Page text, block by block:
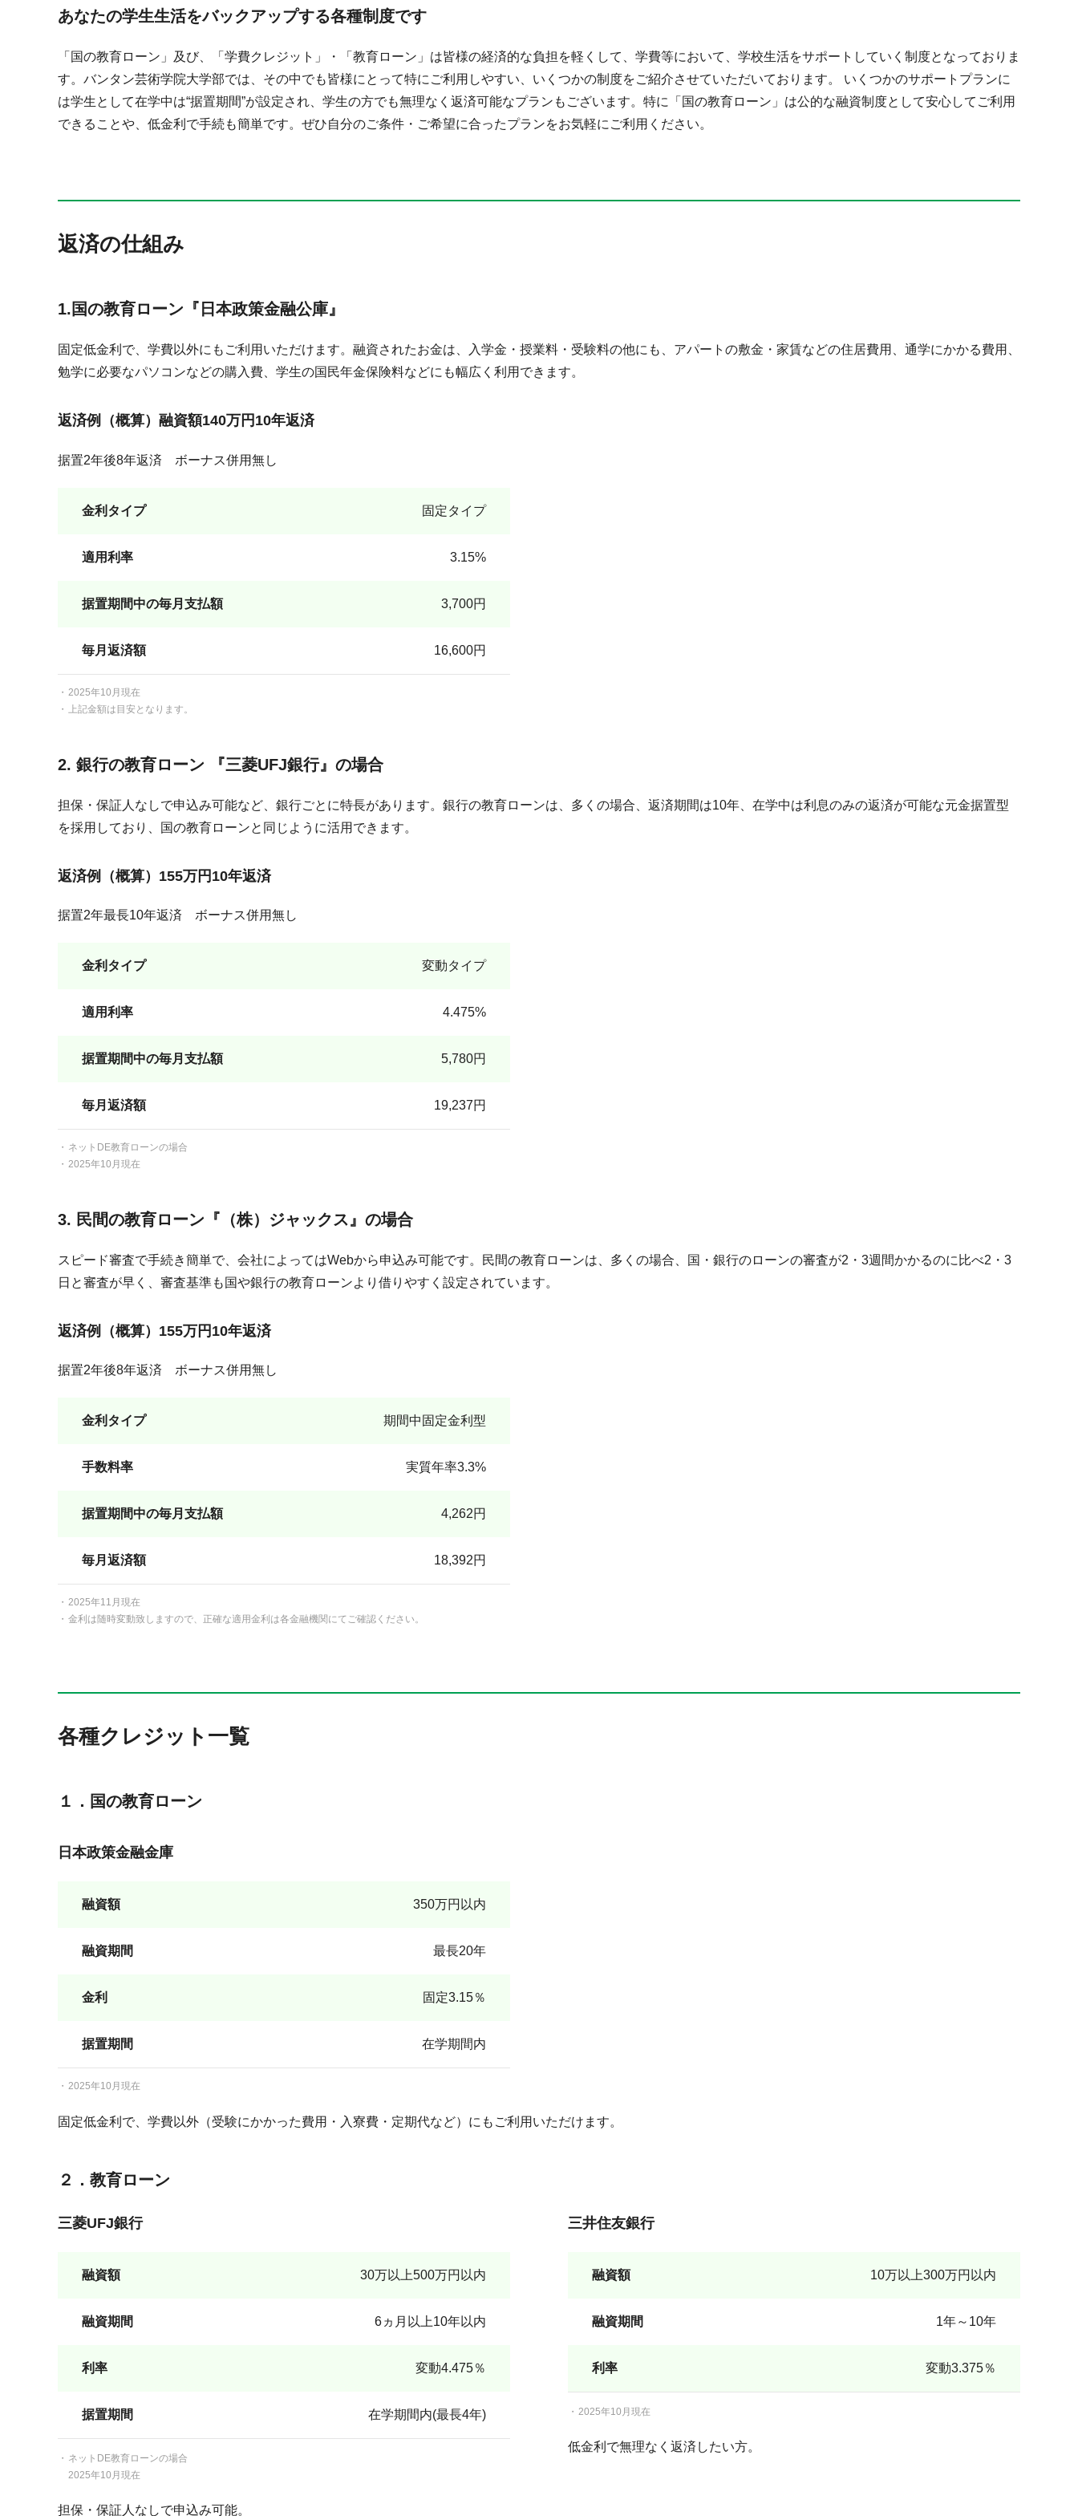
あなたの学生生活をバックアップする各種制度です
「国の教育ローン」及び、「学費クレジット」・「教育ローン」は皆様の経済的な負担を軽くして、学費等において、学校生活をサポートしていく制度となっておりま
す。バンタン芸術学院大学部では、その中でも皆様にとって特にご利用しやすい、いくつかの制度をご紹介させていただいております。 いくつかのサポートプランに
は学生として在学中は“据置期間”が設定され、学生の方でも無理なく返済可能なプランもございます。特に「国の教育ローン」は公的な融資制度として安心してご利用
できることや、低金利で手続も簡単です。ぜひ自分のご条件・ご希望に合ったプランをお気軽にご利用ください。
返済の仕組み
1.国の教育ローン『日本政策金融公庫』
固定低金利で、学費以外にもご利用いただけます。融資されたお金は、入学金・授業料・受験料の他にも、アパートの敷金・家賃などの住居費用、通学にかかる費用、
勉学に必要なパソコンなどの購入費、学生の国民年金保険料などにも幅広く利用できます。
返済例（概算）融資額140万円10年返済
据置2年後8年返済 ボーナス併用無し
金利タイプ 固定タイプ
適用利率 3.15%
据置期間中の毎月支払額 3,700円
毎月返済額 16,600円
2025年10月現在
上記金額は目安となります。
2. 銀行の教育ローン 『三菱UFJ銀行』の場合
担保・保証人なしで申込み可能など、銀行ごとに特長があります。銀行の教育ローンは、多くの場合、返済期間は10年、在学中は利息のみの返済が可能な元金据置型
を採用しており、国の教育ローンと同じように活用できます。
返済例（概算）155万円10年返済
据置2年最長10年返済 ボーナス併用無し
金利タイプ 変動タイプ
適用利率 4.475%
据置期間中の毎月支払額 5,780円
毎月返済額 19,237円
ネットDE教育ローンの場合
2025年10月現在
3. 民間の教育ローン『（株）ジャックス』の場合
スピード審査で手続き簡単で、会社によってはWebから申込み可能です。民間の教育ローンは、多くの場合、国・銀行のローンの審査が2・3週間かかるのに比べ2・3
日と審査が早く、審査基準も国や銀行の教育ローンより借りやすく設定されています。
返済例（概算）155万円10年返済
据置2年後8年返済 ボーナス併用無し
金利タイプ 期間中固定金利型
手数料率 実質年率3.3%
据置期間中の毎月支払額 4,262円
毎月返済額 18,392円
2025年11月現在
金利は随時変動致しますので、正確な適用金利は各金融機関にてご確認ください。
各種クレジット一覧
１．国の教育ローン
日本政策金融金庫
融資額 350万円以内
融資期間 最長20年
金利 固定3.15％
据置期間 在学期間内
2025年10月現在
固定低金利で、学費以外（受験にかかった費用・入寮費・定期代など）にもご利用いただけます。
２．教育ローン
三菱UFJ銀行
融資額 30万以上500万円以内
融資期間 6ヵ月以上10年以内
利率 変動4.475％
据置期間 在学期間内(最長4年)
ネットDE教育ローンの場合
2025年10月現在
担保・保証人なしで申込み可能。
三井住友銀行
融資額 10万以上300万円以内
融資期間 1年～10年
利率 変動3.375％
2025年10月現在
低金利で無理なく返済したい方。